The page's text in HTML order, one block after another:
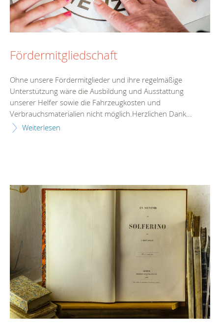
Fördermitgliedschaft
Ohne unsere Fördermitglieder und ihre regelmäßige
Unterstützung wäre die Ausbildung und Ausstattung
unserer Helfer sowie die Fahrzeugkosten und
Verbrauchsmaterialien nicht möglich.Herzlichen Dank...
Weiterlesen